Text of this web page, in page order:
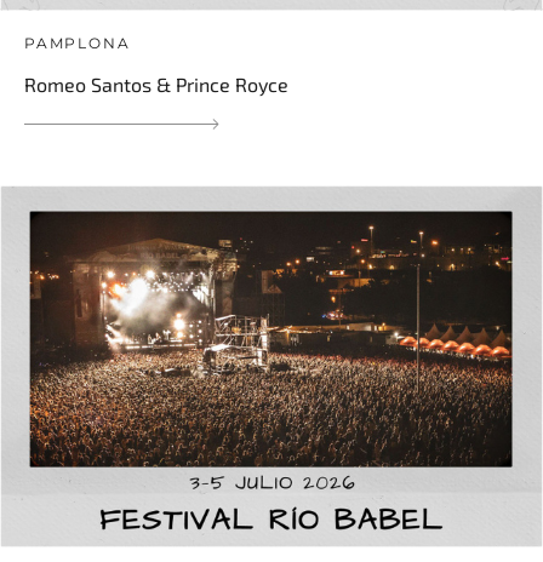
PAMPLONA
Romeo Santos & Prince Royce